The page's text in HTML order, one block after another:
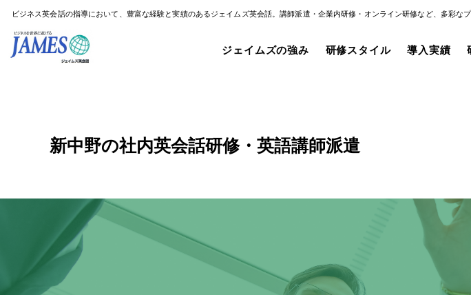
ビジネス英会話の指導において、豊富な経験と実績のあるジェイムズ英会話。講師派遣・企業内研修・オンライン研修など、多彩な
ジェイムズの強み 研修スタイル 導入実績
新中野の社内英会話研修・英語講師派遣